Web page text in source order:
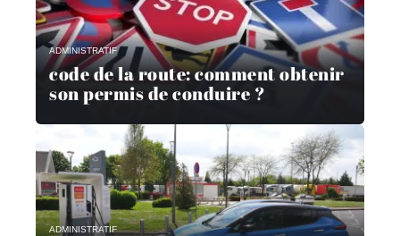
ADMINISTRATIF
code de la route: comment obtenir
son permis de conduire ?
ADMINISTRATIF